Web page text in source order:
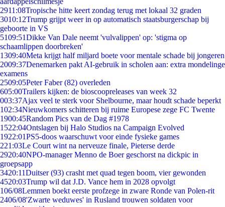
2911:08Tropische hitte keert zondag terug met lokaal 32 graden
3010:12Trump grijpt weer in op automatisch staatsburgerschap bij
geboorte in VS
5109:51Dikke Van Dale neemt 'vulvalippen' op: 'stigma op
schaamlippen doorbreken'
1309:40Meta krijgt half miljard boete voor mentale schade bij jongeren
2009:37Denemarken pakt AI-gebruik in scholen aan: extra mondelinge
examens
2509:05Peter Faber (82) overleden
605:00Trailers kijken: de bioscoopreleases van week 32
003:37Ajax veel te sterk voor Shelbourne, maar houdt schade beperkt
102:34Nieuwkomers schitteren bij ruime Europese zege FC Twente
1900:45Random Pics van de Dag #1978
1522:04Ontslagen bij Halo Studios na Campaign Evolved
1922:01PS5-doos waarschuwt voor einde fysieke games
221:03Le Court wint na nerveuze finale, Pieterse derde
2920:40NPO-manager Menno de Boer geschorst na dickpic in
groepsapp
3420:11Duitser (93) crasht met quad tegen boom, vier gewonden
4520:03Trump wil dat J.D. Vance hem in 2028 opvolgt
106/08Lemmen boekt eerste profzege in zware Ronde van Polen-rit
2406/08'Zwarte weduwes' in Rusland trouwen soldaten voor